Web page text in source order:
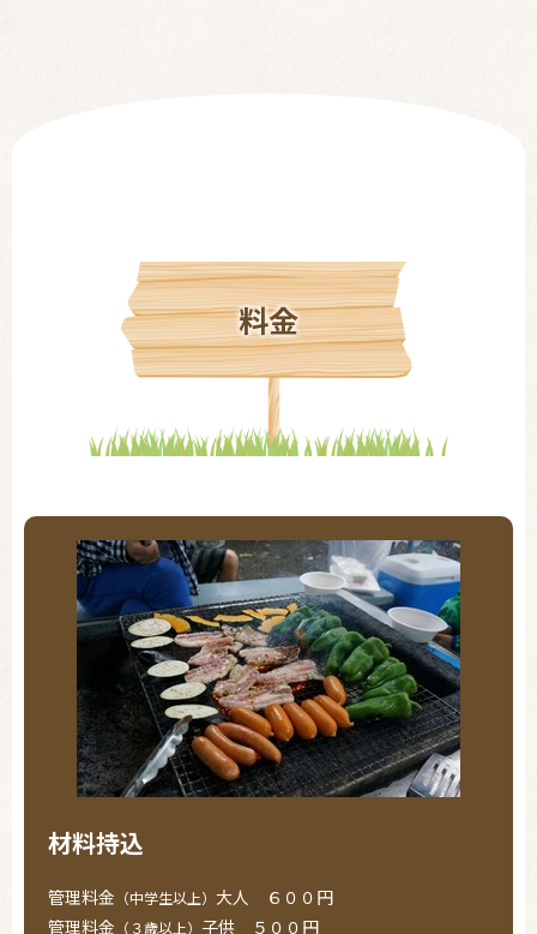
料金
材料持込
管理料金 （中学生以上） 大人 ６００円
管理料金 （３歳以上） 子供 ５００円